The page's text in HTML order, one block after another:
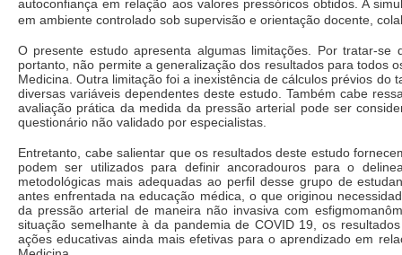
autoconfiança em relação aos valores pressóricos obtidos. A
em ambiente controlado sob supervisão e orientação docente,
O presente estudo apresenta algumas limitações. Por tratar-
portanto, não permite a generalização dos resultados para todos
Medicina. Outra limitação foi a inexistência de cálculos prévios
diversas variáveis dependentes deste estudo. Também cabe
avaliação prática da medida da pressão arterial pode ser
questionário não validado por especialistas.
Entretanto, cabe salientar que os resultados deste estudo
podem ser utilizados para definir ancoradouros para o
metodológicas mais adequadas ao perfil desse grupo de
antes enfrentada na educação médica, o que originou
da pressão arterial de maneira não invasiva com
situação semelhante à da pandemia de COVID 19, os
ações educativas ainda mais efetivas para o aprendizado em